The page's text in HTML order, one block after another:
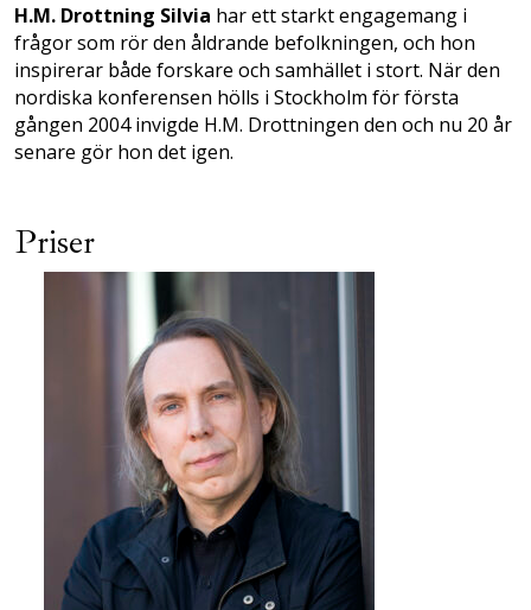
H.M. Drottning Silvia har ett starkt engagemang i
frågor som rör den åldrande befolkningen, och hon
inspirerar både forskare och samhället i stort. När den
nordiska konferensen hölls i Stockholm för första
gången 2004 invigde H.M. Drottningen den och nu 20 år
senare gör hon det igen.
Priser